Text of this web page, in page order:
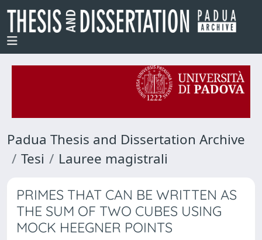
Padua Thesis and Dissertation Archive
Tesi
Lauree magistrali
PRIMES THAT CAN BE WRITTEN AS
THE SUM OF TWO CUBES USING
MOCK HEEGNER POINTS